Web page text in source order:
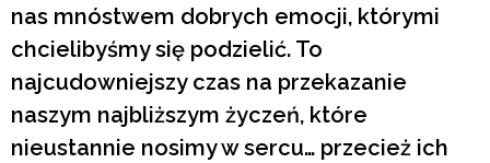
nas mnóstwem dobrych emocji, którymi
chcielibyśmy się podzielić. To
najcudowniejszy czas na przekazanie
naszym najbliższym życzeń, które
nieustannie nosimy w sercu… przecież ich